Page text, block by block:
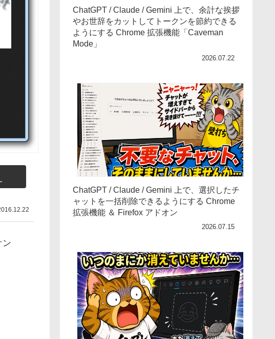
ン
ChatGPT / Claude / Gemini 上で、余計な挨拶
やお世辞をカットしてトークンを節約できる
ようにする Chrome 拡張機能「Caveman
Mode」
2026.07.22
ChatGPT / Claude / Gemini 上で、選択したチ
ャットを一括削除できるようにする Chrome
拡張機能 ＆ Firefox アドオン
2026.07.15